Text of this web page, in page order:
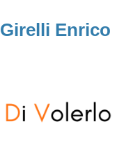
Girelli Enrico